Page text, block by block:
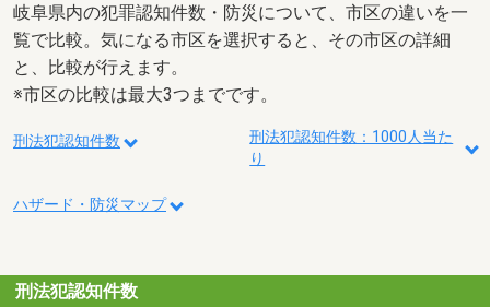
岐阜県内の犯罪認知件数・防災について、市区の違いを一
覧で比較。気になる市区を選択すると、その市区の詳細
と、比較が行えます。
※市区の比較は最大3つまでです。
刑法犯認知件数
刑法犯認知件数：1000人当た
り
ハザード・防災マップ
刑法犯認知件数